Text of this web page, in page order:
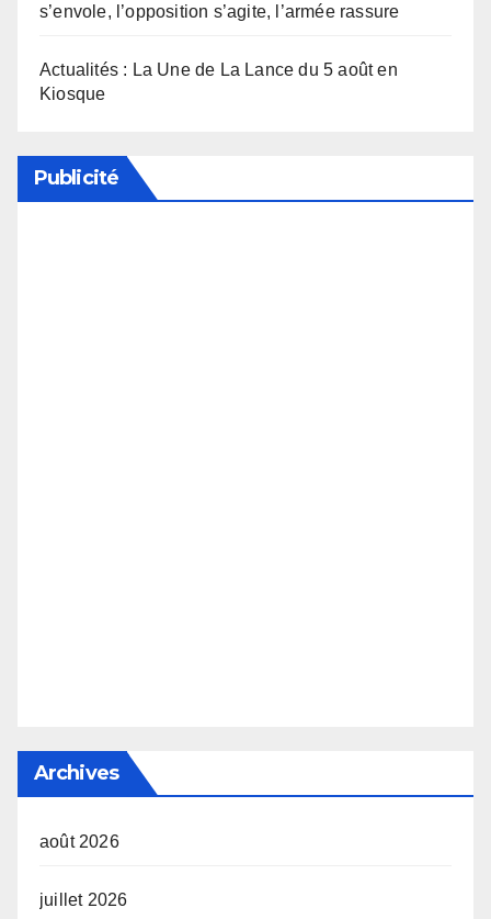
s’envole, l’opposition s’agite, l’armée rassure
Actualités : La Une de La Lance du 5 août en
Kiosque
Publicité
Archives
août 2026
juillet 2026